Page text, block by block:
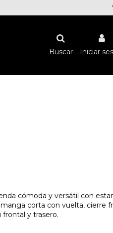
Buscar
Iniciar
cómoda y versátil con
corta con vuelta, cierre
y trasero.